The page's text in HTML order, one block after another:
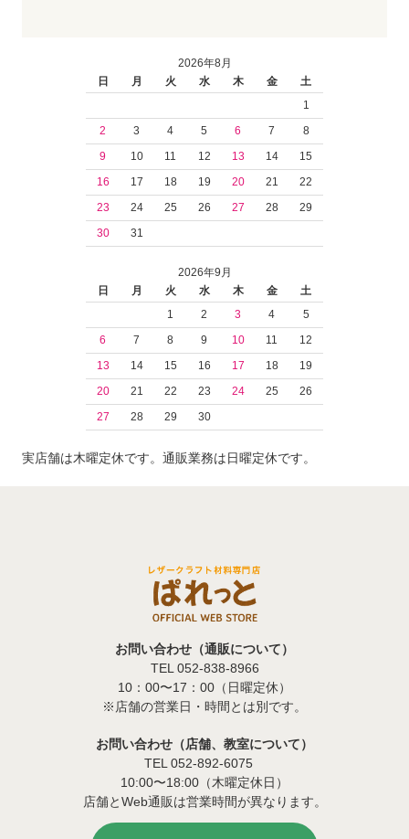
2026年8月
日
月 火 水 木 金
土
1
2
3 4 5 6 7
8
9
10 11 12 13 14
15
16
17 18 19 20 21
22
23
24 25 26 27 28
29
30
31
2026年9月
日
月 火 水 木 金
土
1
2 3 4
5
6
7 8 9 10 11
12
13
14 15 16 17 18
19
20
21 22 23 24 25
26
27
28 29 30
実店舗は木曜定休です。通販業務は日曜定休です。
お問い合わせ（通販について）
TEL 052-838-8966
10：00〜17：00（日曜定休）
※店舗の営業日・時間とは別です。
お問い合わせ（店舗、教室について）
TEL 052-892-6075
10:00〜18:00（木曜定休日）
店舗とWeb通販は営業時間が異なります。